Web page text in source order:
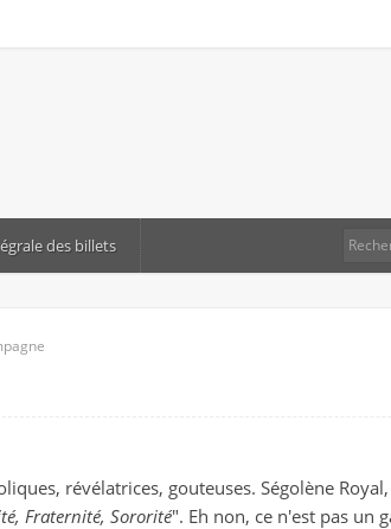
des billets
révélatrices, gouteuses. Ségolène
Fraternité, Sororité". Eh non, ce n'est pas un